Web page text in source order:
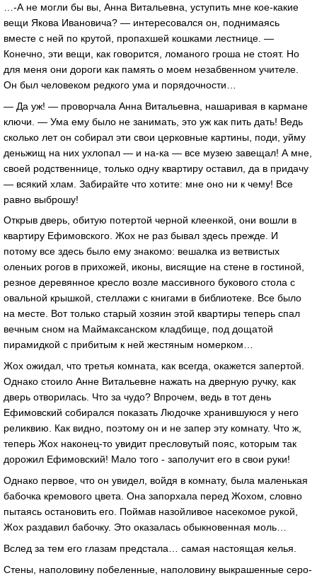
…-А не могли бы вы, Анна Витальевна, уступить мне кое-какие
вещи Якова Ивановича? — интересовался он, поднимаясь
вместе с ней по крутой, пропахшей кошками лестнице. —
Конечно, эти вещи, как говорится, ломаного гроша не стоят. Но
для меня они дороги как память о моем незабвенном учителе.
Он был человеком редкого ума и порядочности…
— Да уж! — проворчала Анна Витальевна, нашаривая в кармане
ключи. — Ума ему было не занимать, это уж как пить дать! Ведь
сколько лет он собирал эти свои церковные картины, поди, уйму
деньжищ на них ухлопал — и на-ка — все музею завещал! А мне,
своей родственнице, только одну квартиру оставил, да в придачу
— всякий хлам. Забирайте что хотите: мне оно ни к чему! Все
равно выброшу!
Открыв дверь, обитую потертой черной клеенкой, они вошли в
квартиру Ефимовского. Жох не раз бывал здесь прежде. И
потому все здесь было ему знакомо: вешалка из ветвистых
оленьих рогов в прихожей, иконы, висящие на стене в гостиной,
резное деревянное кресло возле массивного букового стола с
овальной крышкой, стеллажи с книгами в библиотеке. Все было
на месте. Вот только старый хозяин этой квартиры теперь спал
вечным сном на Маймаксанском кладбище, под дощатой
пирамидкой с прибитым к ней жестяным номерком…
Жох ожидал, что третья комната, как всегда, окажется запертой.
Однако стоило Анне Витальевне нажать на дверную ручку, как
дверь отворилась. Что за чудо? Впрочем, ведь в тот день
Ефимовский собирался показать Людочке хранившуюся у него
реликвию. Как видно, поэтому он и не запер эту комнату. Что ж,
теперь Жох наконец-то увидит пресловутый пояс, которым так
дорожил Ефимовский! Мало того - заполучит его в свои руки!
Однако первое, что он увидел, войдя в комнату, была маленькая
бабочка кремового цвета. Она запорхала перед Жохом, словно
пытаясь остановить его. Поймав назойливое насекомое рукой,
Жох раздавил бабочку. Это оказалась обыкновенная моль…
Вслед за тем его глазам предстала… самая настоящая келья.
Стены, наполовину побеленные, наполовину выкрашенные серо-